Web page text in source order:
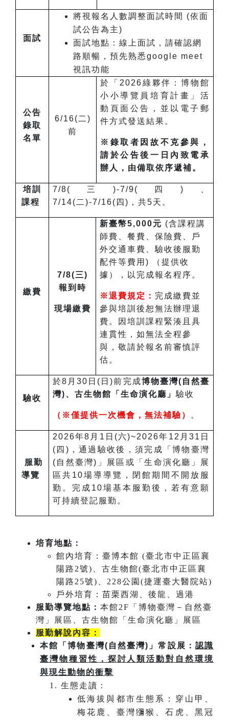
面試
將視報名人數調整面試時間 (依面
試公告為主)
面試地點：線上面試，請確認網
路順暢，預先熟悉google meet
視訊功能
公告
錄取
名單
6/16(二)
前
於「2026綠夥伴：博物館
小小導覽員培育計畫」活
動頁面公告，並以電子郵
件方式發送結果。
※ 錄取者因故不克參與，
請於公告後一日內致電承
辦人，由備取依序遞補。
培訓
課程
7/8(三)-7/9(四)、
7/14(二)-7/16(四)，共5天。
繳費
7/8(三)
報到時
現場繳費
新臺幣5,000元 (含課程講
師費、餐費、保險費、戶
外交通車費、驗收後服勤
配件等費用) （提供收
據），以完成報名程序。
※退費規定： 完成繳費並
參與培訓後恕無法辦理退
費。因培訓課程緊湊且具
連貫性，如無法全程參
與，敬請於報名前審慎評
估。
驗收
於8月30日(日)前完成博物臺灣(自然臺
灣)、古生物館「生命演化廳」 驗收
（※僅提供一次機會，無法補驗） 。
服勤
導覽
2026年8月1日(六)~2026年12月31日
(四)，通過驗收後，須完成「博物臺灣
(自然臺灣)」展區或「生命演化廳」展
區共10場導導覽，閉館期間不開放服
勤。完成10場基本服勤後，若有意願
可持續登記服勤。
培育地點：
館內培育：臺博本館 (臺北市中正區襄
陽路2號)、古生物館(臺北市中正區襄
陽路25號)、228公園(捷運臺大醫院站)
戶外培育：苗栗西湖、後龍、過港
服勤導覽地點： 本館2F「博物臺灣－自然臺
灣」展區、古生物館「生命演化廳」展區
服勤解說內容：
本館「博物臺灣(自然臺灣)」常設展： 認識
臺灣物種習性，探討人類活動對自然環境
與現生動物的衝擊
生態走讀：
低海拔與都市生態系：穿山甲、
梅花鹿、臺灣獼猴、石虎、黑冠